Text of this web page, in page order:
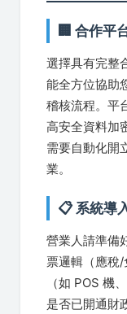
🏢 合作平
選擇具有完整
能全方位協助
稽核流程。平
高安全資料加
需要自動化開
業。
📋 系統導
營業人請準備
票邏輯（應稅
（如 POS 機
是否已開通財